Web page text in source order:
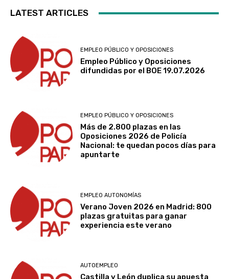
LATEST ARTICLES
EMPLEO PÚBLICO Y OPOSICIONES
Empleo Público y Oposiciones
difundidas por el BOE 19.07.2026
EMPLEO PÚBLICO Y OPOSICIONES
Más de 2.800 plazas en las
Oposiciones 2026 de Policía
Nacional: te quedan pocos días para
apuntarte
EMPLEO AUTONOMÍAS
Verano Joven 2026 en Madrid: 800
plazas gratuitas para ganar
experiencia este verano
AUTOEMPLEO
Castilla y León duplica su apuesta